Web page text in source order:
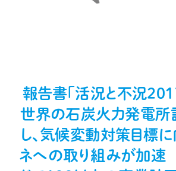
報告書「活況と不況
世界の石炭火力発電所
し、気候変動対策目標
ネへの取り組みが加速